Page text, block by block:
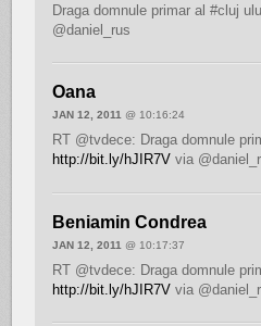
Draga domnule primar al #cluj
@daniel_rus
Oana
JAN 12, 2011@ 10:16:24
RT @tvdece: Draga domnule
http://bit.ly/hJIR7Vvia
Beniamin Condrea
JAN 12, 2011 @ 10:17:37
RT @tvdece: Draga domnule
http://bit.ly/hJIR7Vvia